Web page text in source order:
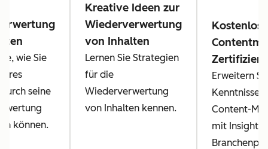
wie Sie
seine
können.
Kreative Ideen zur
Wiederverwertung
von Inhalten
Lernen Sie Strategien
für die
Wiederverwertung
von Inhalten kennen.
Kostenlose
Erweitern
Kenntnisse
Content-
mit Insights